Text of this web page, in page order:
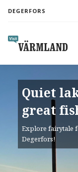
content
DEGERFORS
Quiet
great
Explore fairytale
Degerfors!